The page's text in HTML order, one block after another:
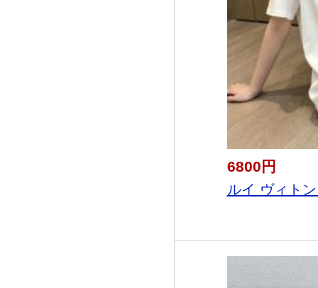
6800円
ルイ ヴィト